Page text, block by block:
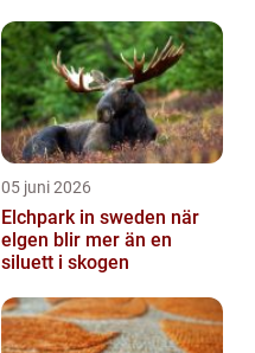
05 juni 2026
Elchpark in sweden när
elgen blir mer än en
siluett i skogen